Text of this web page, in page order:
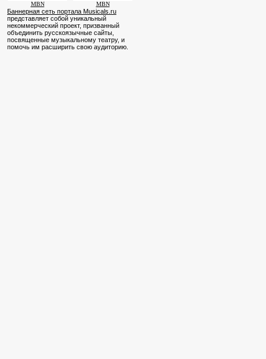
MBN MBN
Баннерная сеть портала Musicals.ru
представляет собой уникальный
некоммерческий проект, призванный
объединить русскоязычные сайты,
посвященные музыкальному театру, и
помочь им расширить свою аудиторию.